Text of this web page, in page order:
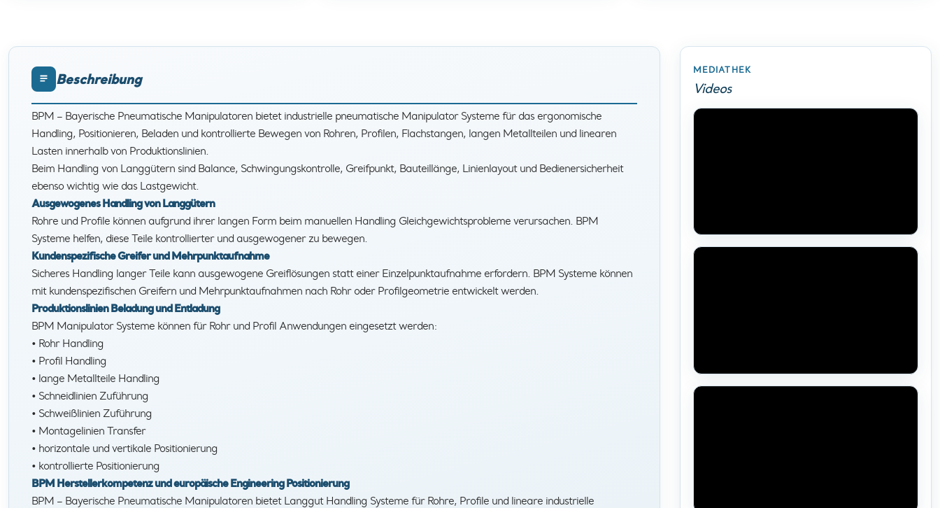
Beschreibung
BPM – Bayerische Pneumatische Manipulatoren bietet industrielle pneumatische Manipulator Systeme für das ergonomische
Handling, Positionieren, Beladen und kontrollierte Bewegen von Rohren, Profilen, Flachstangen, langen Metallteilen und linearen
Lasten innerhalb von Produktionslinien.
Beim Handling von Langgütern sind Balance, Schwingungskontrolle, Greifpunkt, Bauteillänge, Linienlayout und Bedienersicherheit
ebenso wichtig wie das Lastgewicht.
Ausgewogenes Handling von Langgütern
Rohre und Profile können aufgrund ihrer langen Form beim manuellen Handling Gleichgewichtsprobleme verursachen. BPM
Systeme helfen, diese Teile kontrollierter und ausgewogener zu bewegen.
Kundenspezifische Greifer und Mehrpunktaufnahme
Sicheres Handling langer Teile kann ausgewogene Greiflösungen statt einer Einzelpunktaufnahme erfordern. BPM Systeme können
mit kundenspezifischen Greifern und Mehrpunktaufnahmen nach Rohr oder Profilgeometrie entwickelt werden.
Produktionslinien Beladung und Entladung
BPM Manipulator Systeme können für Rohr und Profil Anwendungen eingesetzt werden:
• Rohr Handling
• Profil Handling
• lange Metallteile Handling
• Schneidlinien Zuführung
• Schweißlinien Zuführung
• Montagelinien Transfer
• horizontale und vertikale Positionierung
• kontrollierte Positionierung
BPM Herstellerkompetenz und europäische Engineering Positionierung
BPM – Bayerische Pneumatische Manipulatoren bietet Langgut Handling Systeme für Rohre, Profile und lineare industrielle
MEDIATHEK
Videos